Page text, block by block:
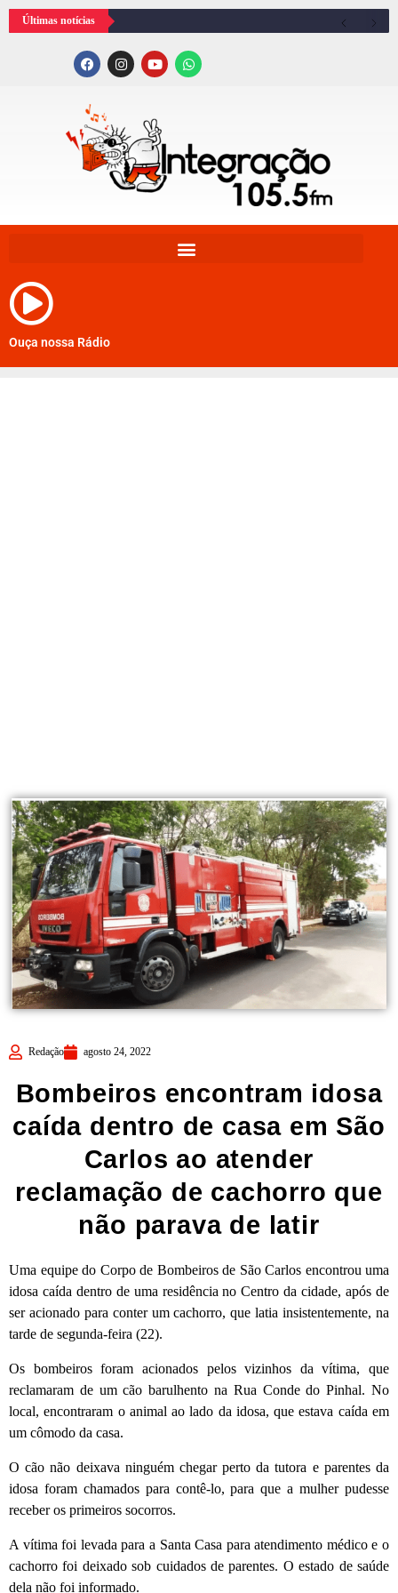
Últimas notícias
Ouça nossa Rádio
Redação agosto 24, 2022
Bombeiros encontram idosa
caída dentro de casa em São
Carlos ao atender
reclamação de cachorro que
não parava de latir
Uma equipe do Corpo de Bombeiros de São Carlos encontrou uma
idosa caída dentro de uma residência no Centro da cidade, após de
ser acionado para conter um cachorro, que latia insistentemente, na
tarde de segunda-feira (22).
Os bombeiros foram acionados pelos vizinhos da vítima, que
reclamaram de um cão barulhento na Rua Conde do Pinhal. No
local, encontraram o animal ao lado da idosa, que estava caída em
um cômodo da casa.
O cão não deixava ninguém chegar perto da tutora e parentes da
idosa foram chamados para contê-lo, para que a mulher pudesse
receber os primeiros socorros.
A vítima foi levada para a Santa Casa para atendimento médico e o
cachorro foi deixado sob cuidados de parentes. O estado de saúde
dela não foi informado.